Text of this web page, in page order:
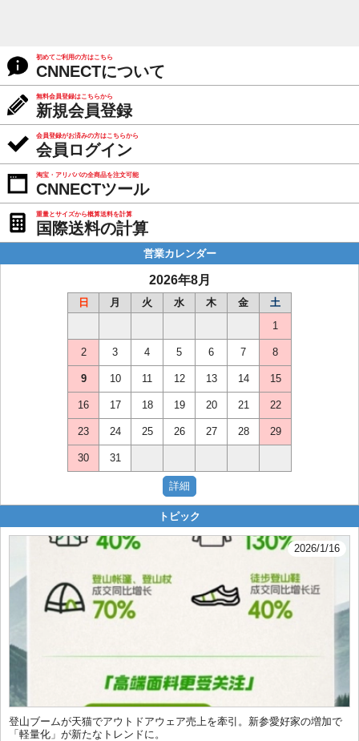
初めてご利用の方はこちら
CNNECTについて
無料会員登録はこちらから
新規会員登録
会員登録がお済みの方はこちらから
会員ログイン
淘宝・アリババの全商品を注文可能
CNNECTツール
重量とサイズから概算送料を計算
国際送料の計算
営業カレンダー
2026年8月
日 月 火 水 木 金
土
1
2 3 4 5 6 7 8
9 10 11 12 13 14 15
16 17 18 19 20 21 22
23 24 25 26 27 28 29
30 31
トピック
2026/1/16
登山ブームが天猫でアウトドアウェア売上を牽引。新参愛好家の増加で
「軽量化」が新たなトレンドに。